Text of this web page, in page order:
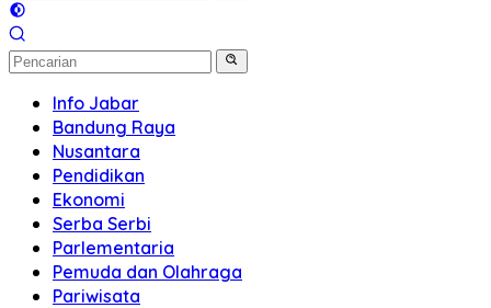
Info Jabar
Bandung Raya
Nusantara
Pendidikan
Ekonomi
Serba Serbi
Parlementaria
Pemuda dan Olahraga
Pariwisata